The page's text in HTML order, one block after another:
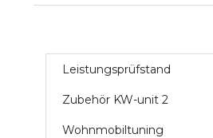
Leistungsprüfstand
Zubehör KW-unit 2
Wohnmobiltuning